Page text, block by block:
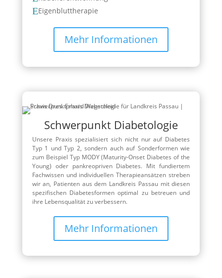
EEigenbluttherapie
Mehr Informationen
Schwerpunkt Diabetologie
Unsere Praxis spezialisiert sich nicht nur auf Diabetes
Typ 1 und Typ 2, sondern auch auf Sonderformen wie
zum Beispiel Typ MODY (Maturity-Onset Diabetes of the
Young) oder pankreopriven Diabetes. Mit fundiertem
Fachwissen und individuellen Therapieansätzen streben
wir an, Patienten aus dem Landkreis Passau mit diesen
spezifischen Diabetesformen optimal zu betreuen und
ihre Lebensqualität zu verbessern.
Mehr Informationen